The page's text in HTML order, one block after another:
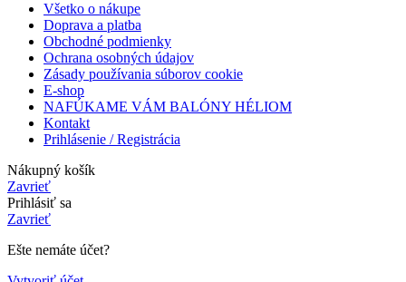
Všetko o nákupe
Doprava a platba
Obchodné podmienky
Ochrana osobných údajov
Zásady používania súborov cookie
E-shop
NAFÚKAME VÁM BALÓNY HÉLIOM
Kontakt
Prihlásenie / Registrácia
Nákupný košík
Zavrieť
Prihlásiť sa
Zavrieť
Ešte nemáte účet?